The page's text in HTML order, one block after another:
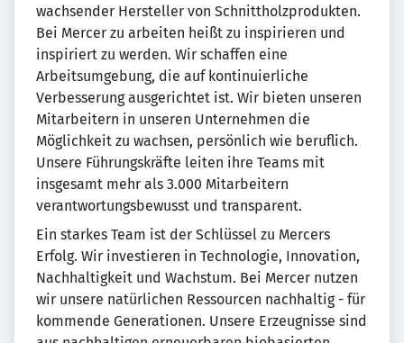
wachsender Hersteller von Schnittholzprodukten.
Bei Mercer zu arbeiten heißt zu inspirieren und
inspiriert zu werden. Wir schaffen eine
Arbeitsumgebung, die auf kontinuierliche
Verbesserung ausgerichtet ist. Wir bieten unseren
Mitarbeitern in unseren Unternehmen die
Möglichkeit zu wachsen, persönlich wie beruflich.
Unsere Führungskräfte leiten ihre Teams mit
insgesamt mehr als 3.000 Mitarbeitern
verantwortungsbewusst und transparent.
Ein starkes Team ist der Schlüssel zu Mercers
Erfolg. Wir investieren in Technologie, Innovation,
Nachhaltigkeit und Wachstum. Bei Mercer nutzen
wir unsere natürlichen Ressourcen nachhaltig - für
kommende Generationen. Unsere Erzeugnisse sind